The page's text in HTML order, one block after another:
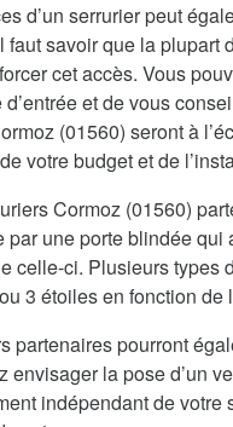
d’un serrurier peut
savoir que la plupart
cet accès. Vous
et de vous
(01560) seront à
votre budget et de
Cormoz (01560)
par une porte blindée
celle-ci. Plusieurs
3 étoiles en fonction de
partenaires pourront
envisager la pose d’un
indépendant de votre